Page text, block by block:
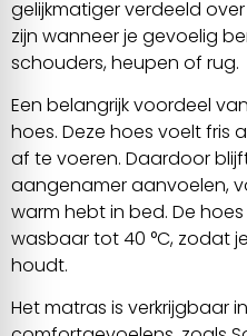
gelijkmatiger verdeeld
zijn wanneer je gevoelig
schouders, heupen of rug.
Een belangrijk voordeel
hoes. Deze hoes voelt fris
af te voeren. Daardoor
aangenamer aanvoelen,
warm hebt in bed. De
wasbaar tot 40 °C, zodat
houdt.
Het matras is verkrijgbaar